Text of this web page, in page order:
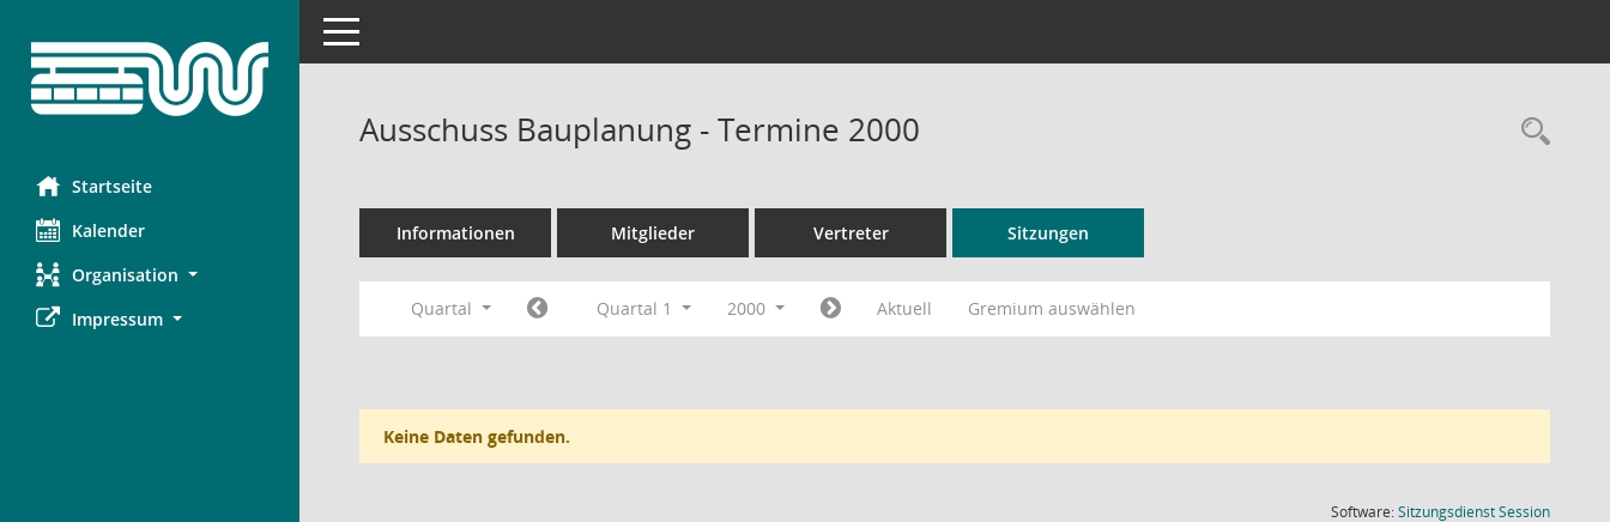
Startseite
Kalender
Organisation
Impressum
Toggle navigation
Ausschuss Bauplanung - Termine 2000
Informationen Mitglieder Vertreter Sitzungen
Quartal Quartal 1 2000 Aktuell Gremium auswählen
Keine Daten gefunden.
Software:SitzungsdienstSession(Wird in